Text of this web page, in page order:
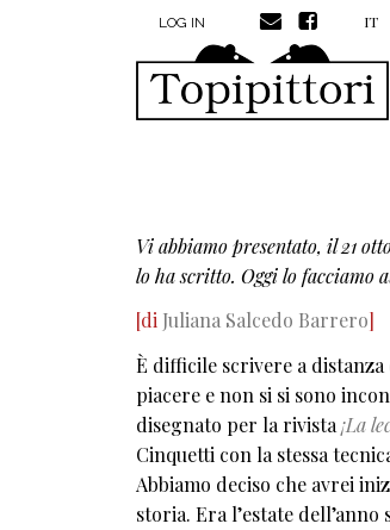
Skip to main contentMENU PROFILO UTENTE
LOG IN IT
Vi abbiamo presentato, il 21
lo ha scritto. Oggi lo facciamo
[di Juliana Salcedo Barrero]
È difficile scrivere a
piacere e non si si sono
disegnato per la rivista ¡La
Cinquetti con la stessa
Abbiamo deciso che avrei
storia. Era l’estate dell’anno